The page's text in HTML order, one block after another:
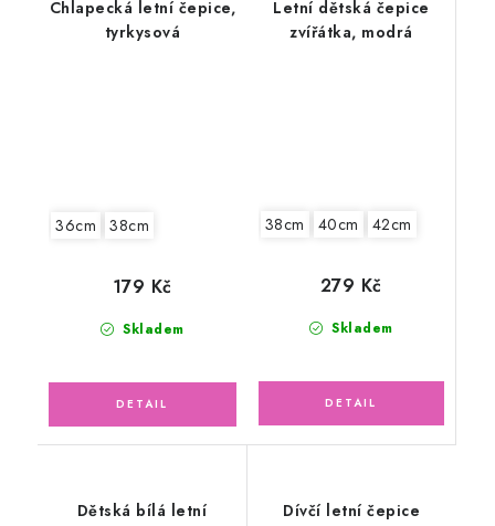
Chlapecká letní čepice,
tyrkysová
36cm 38cm
Skladem
179 Kč
Letní dětská čepice
zvířátka, modrá
38cm 40cm 42cm
Skladem
279 Kč
Dětská bílá letní
Dívčí letní čepice